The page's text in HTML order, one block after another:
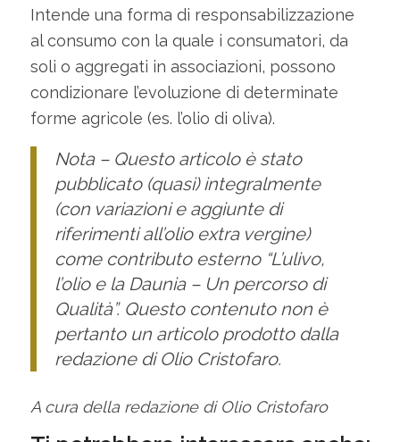
Intende una forma di responsabilizzazione
al consumo con la quale i consumatori, da
soli o aggregati in associazioni, possono
condizionare l’evoluzione di determinate
forme agricole (es. l’olio di oliva).
Nota – Questo articolo è stato
pubblicato (quasi) integralmente
(con variazioni e aggiunte di
riferimenti all’olio extra vergine)
come contributo esterno “L’ulivo,
l’olio e la Daunia – Un percorso di
Qualità”. Questo contenuto non è
pertanto un articolo prodotto dalla
redazione di Olio Cristofaro.
A cura della redazione di Olio Cristofaro